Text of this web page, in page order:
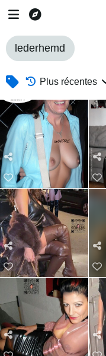
lederhemd
Plus récentes